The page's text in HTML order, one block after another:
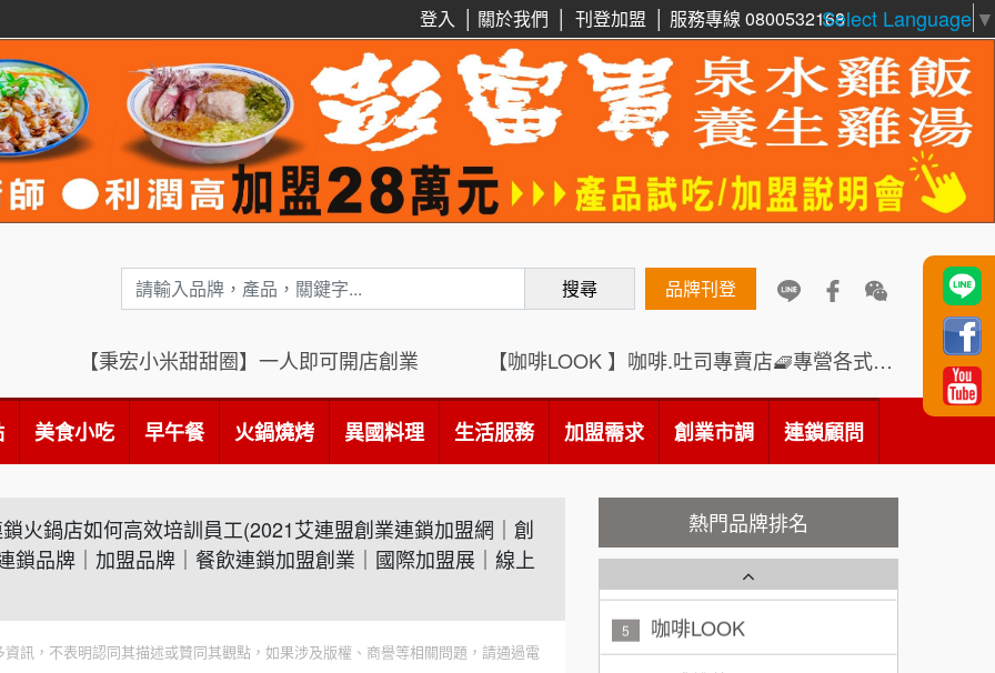
Select Language ▼
關於我們 刊登加盟 服務專線 0800532168
登入
搜尋 品牌刊登
【秉宏小米甜甜圈】一人即可開店創業 【咖啡LOOK 】咖啡.吐司專賣店🧇專營各式創意法式吐司
美食小吃 早午餐 火鍋燒烤 異國料理 生活服務 加盟需求 創業市調 連鎖顧問
火鍋店如何高效培訓員工(2021艾連盟創業連鎖加盟網｜創
鎖品牌｜加盟品牌｜餐飲連鎖加盟創業｜國際加盟展｜線上
訊，不表明認同其描述或贊同其觀點，如果涉及版權、商譽等相關問題，請通過電
熱門品牌排名
6 鼎威維修
7 88thai發發泰-泰式飯行家
SHARE TEA歇腳亭
TEA TOP台灣第一味
1 Cozy coffee可集咖啡
秉宏小米甜甜圈
4 潮鍋癮
5 咖啡LOOK
周 先生/小姐 台北
加盟預算 100萬 ~150萬
徐 先生/小姐 新北市
何 先生/小姐 台南
呂 先生/小姐 新竹市
加盟預算 200萬~400萬
100萬 ~ 200萬
加盟預算 200萬~300萬